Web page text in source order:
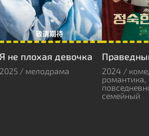
Я не плохая девочка
2025 / мелодрама
2024 /
романтика,
семейный